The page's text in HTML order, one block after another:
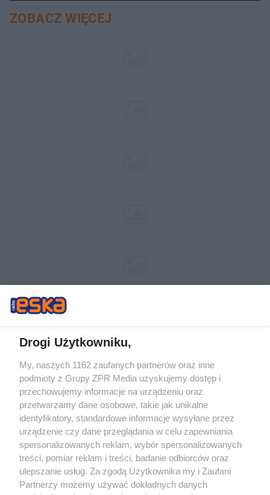
ZOBACZ WIĘCEJ
Żaden utwór zamieszczony w serwisie nie może być powielany i
rozpowszechniany lub dalej rozpowszechniany w jakikolwiek sposób (w
tym także elektroniczny lub mechaniczny) na jakimkolwiek polu
eksploatacji w jakiejkolwiek formie, włącznie z umieszczaniem w Internecie
bez pisemnej zgody właściciela praw. Jakiekolwiek użycie lub
wykorzystanie utworów w całości lub w części z naruszeniem prawa, tzn.
bez właściwej zgody, jest zabronione pod groźbą kary i może być ścigane
prawnie.
Drogi Użytkowniku,
My, naszych 1162 zaufanych partnerów oraz inne
podmioty z Grupy ZPR Media uzyskujemy dostęp i
przechowujemy informacje na urządzeniu oraz
przetwarzamy dane osobowe, takie jak unikalne
identyfikatory, standardowe informacje wysyłane przez
urządzenie czy dane przeglądania w celu zapewniania
spersonalizowanych reklam, wybór spersonalizowanych
treści, pomiar reklam i treści, badanie odbiorców oraz
ulepszanie usług. Za zgodą Użytkownika my i Zaufani
Partnerzy możemy używać dokładnych danych